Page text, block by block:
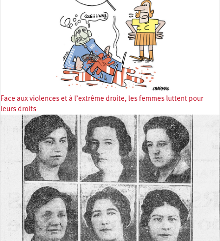
Face aux violences et à l’extrême droite, les femmes luttent pour
leurs droits